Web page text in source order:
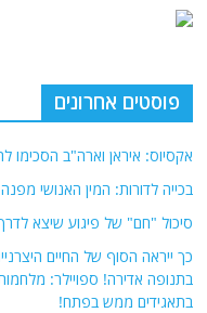
פוסטים אחרונים
אקסיוס: איראן וארה"ב הסכימו
בכייה לדורות: המין האנושי
סיכול "חם" של פיגוע שיצא לדרך
כך ייראה הסוף של החיים
בתנופה אדירה! ספויילר:
בתאגידים ממש בפתח!